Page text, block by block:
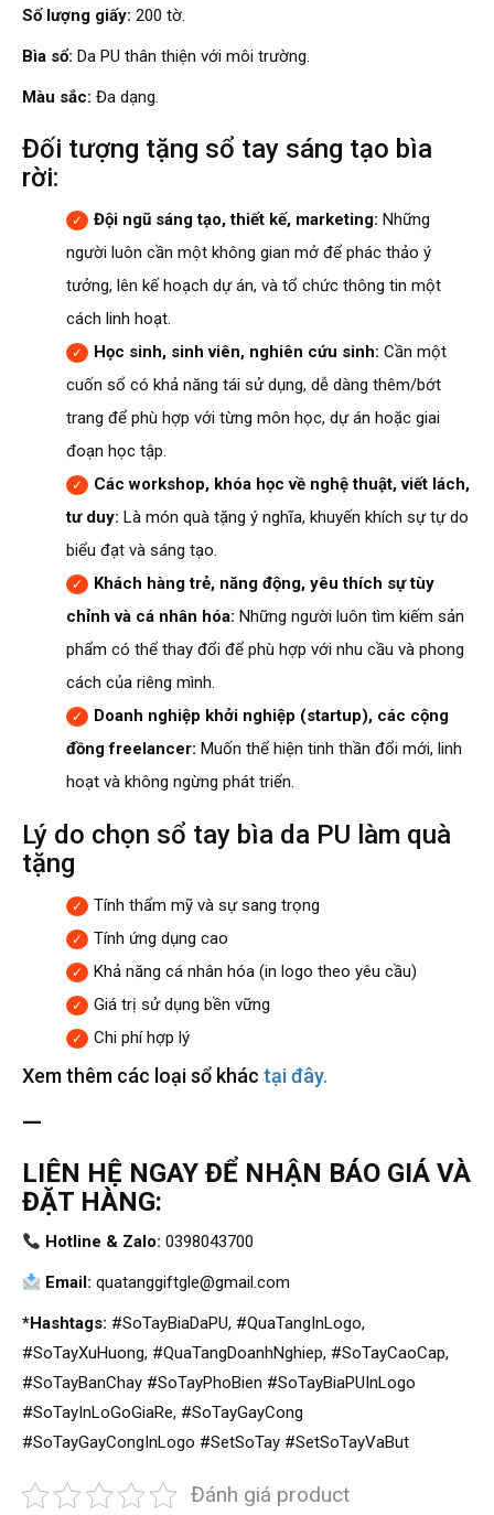
Số lượng giấy: 200 tờ.
Bìa sổ: Da PU thân thiện với môi trường.
Màu sắc: Đa dạng.
Đối tượng tặng sổ tay sáng tạo bìa
rời:
Đội ngũ sáng tạo, thiết kế, marketing: Những
người luôn cần một không gian mở để phác thảo ý
tưởng, lên kế hoạch dự án, và tổ chức thông tin một
cách linh hoạt.
Học sinh, sinh viên, nghiên cứu sinh: Cần một
cuốn sổ có khả năng tái sử dụng, dễ dàng thêm/bớt
trang để phù hợp với từng môn học, dự án hoặc giai
đoạn học tập.
Các workshop, khóa học về nghệ thuật, viết lách,
tư duy: Là món quà tặng ý nghĩa, khuyến khích sự tự do
biểu đạt và sáng tạo.
Khách hàng trẻ, năng động, yêu thích sự tùy
chỉnh và cá nhân hóa: Những người luôn tìm kiếm sản
phẩm có thể thay đổi để phù hợp với nhu cầu và phong
cách của riêng mình.
Doanh nghiệp khởi nghiệp (startup), các cộng
đồng freelancer: Muốn thể hiện tinh thần đổi mới, linh
hoạt và không ngừng phát triển.
Lý do chọn sổ tay bìa da PU làm quà
tặng
Tính thẩm mỹ và sự sang trọng
Tính ứng dụng cao
Khả năng cá nhân hóa (in logo theo yêu cầu)
Giá trị sử dụng bền vững
Chi phí hợp lý
Xem thêm các loại sổ khác tại đây.
—
LIÊN HỆ NGAY ĐỂ NHẬN BÁO GIÁ VÀ
ĐẶT HÀNG:
Hotline & Zalo: 0398043700
Email: quatanggiftgle@gmail.com
*Hashtags: #SoTayBiaDaPU, #QuaTangInLogo,
#SoTayXuHuong, #QuaTangDoanhNghiep, #SoTayCaoCap,
#SoTayBanChay #SoTayPhoBien #SoTayBiaPUInLogo
#SoTayInLoGoGiaRe, #SoTayGayCong
#SoTayGayCongInLogo #SetSoTay #SetSoTayVaBut
Đánh giá product